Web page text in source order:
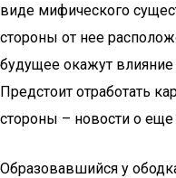
виде мифического
стороны от нее
будущее окажут
Предстоит отработать
стороны – новости о
Образовавшийся у